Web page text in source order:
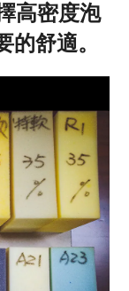
高密度泡
舒適。